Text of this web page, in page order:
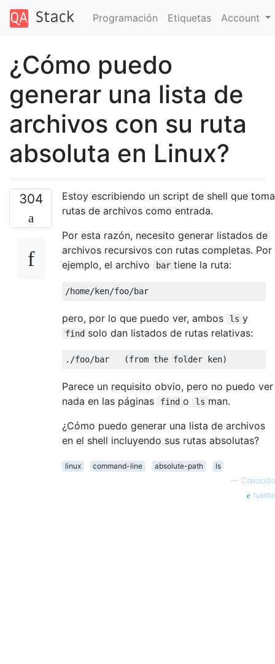
Programación Etiquetas Account
¿Cómo puedo
generar una lista de
archivos con su ruta
absoluta en Linux?
304
Estoy escribiendo un script de shell que toma
rutas de archivos como entrada.
Por esta razón, necesito generar listados de
archivos recursivos con rutas completas. Por
ejemplo, el archivo
bar tiene la ruta:
pero, por lo que puedo ver, ambos ls y
find solo dan listados de rutas relativas:
Parece un requisito obvio, pero no puedo ver
nada en las páginas
find o ls man.
¿Cómo puedo generar una lista de archivos
en el shell incluyendo sus rutas absolutas?
linux command-line absolute-path
ls
— Conocido
fuente